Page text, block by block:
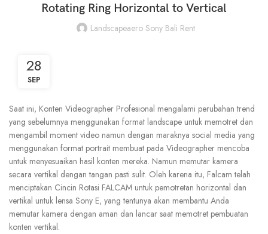
Rotating Ring Horizontal to Vertical
Landscapeaero Sony Bali Rent
28
SEP
Saat ini, Konten Videographer Profesional mengalami perubahan trend
yang sebelumnya menggunakan format landscape untuk memotret dan
mengambil moment video namun dengan maraknya social media yang
menggunakan format portrait membuat pada Videographer mencoba
untuk menyesuaikan hasil konten mereka. Namun memutar kamera
secara vertikal dengan tangan pasti sulit. Oleh karena itu, Falcam telah
menciptakan Cincin Rotasi FALCAM untuk pemotretan horizontal dan
vertikal untuk lensa Sony E, yang tentunya akan membantu Anda
memutar kamera dengan aman dan lancar saat memotret pembuatan
konten vertikal.